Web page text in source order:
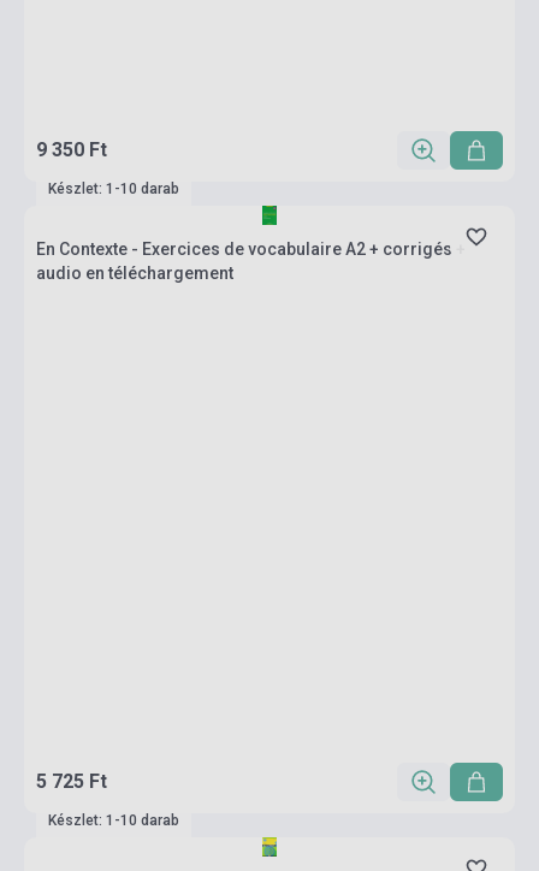
9 350 Ft
Készlet: 1-10 darab
En Contexte - Exercices de vocabulaire A2 + corrigés +
audio en téléchargement
5 725 Ft
Készlet: 1-10 darab